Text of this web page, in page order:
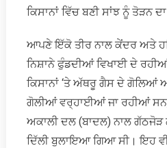
ਕਿਸਾਨਾਂ ਵਿੱਚ ਬਣੀ ਸਾਂਝ ਨੂੰ ਤੋੜਨ
ਆਪਣੇ ਇੱਕੋ ਤੀਰ ਨਾਲ ਕੇਂਦਰ ਅਤੇ
ਨਿਸ਼ਾਨੇ ਫੁੰਡਦੀਆਂ ਵਿਖਾਈ ਦੇ
ਕਿਸਾਨਾਂ ‘ਤੇ ਅੱਥਰੂ ਗੈਸ ਦੇ ਗੋਲਿਆਂ
ਗੋਲੀਆਂ ਵਰ੍ਹਾਈਆਂ ਜਾ ਰਹੀਆਂ ਸਨ,
ਅਕਾਲੀ ਦਲ (ਬਾਦਲ) ਨਾਲ
ਦਿੱਲੀ ਬੁਲਾਇਆ ਗਿਆ ਸੀ। ਇਹ